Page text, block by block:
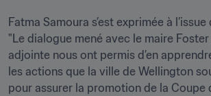
Fatma Samoura s’est exprimée à
"Le dialogue mené avec le maire
adjointe nous ont permis d’en
les actions que la ville de Wellington
pour assurer la promotion de la Coupe